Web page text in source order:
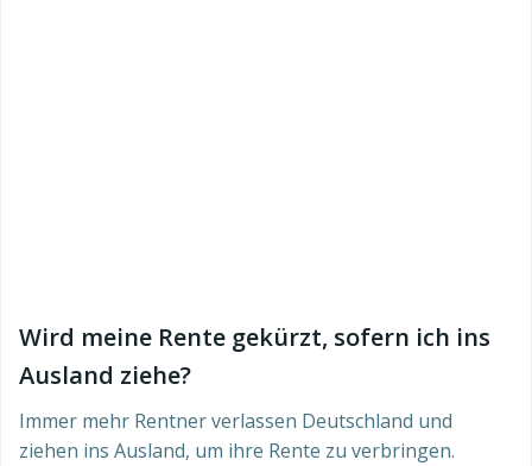
Wird meine Rente gekürzt, sofern ich ins
Ausland ziehe?
Immer mehr Rentner verlassen Deutschland und
ziehen ins Ausland, um ihre Rente zu verbringen.